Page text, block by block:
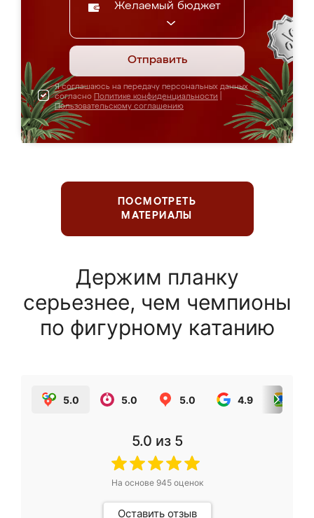
Желаемый бюджет
Отправить
Я соглашаюсь на передачу персональных данных
согласно Политике конфиденциальности
Пользовательскому соглашению
ПОСМОТРЕТЬ
МАТЕРИАЛЫ
Держим планку
серьезнее, чем чемпионы
по фигурному катанию
5.0 5.0 5.0 4.9
5.0 из 5
На основе 945оценок
Оставить отзыв